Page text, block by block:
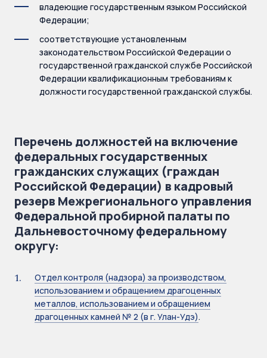
владеющие государственным языком Российской
Федерации;
соответствующие установленным
законодательством Российской Федерации о
государственной гражданской службе Российской
Федерации квалификационным требованиям к
должности государственной гражданской службы.
Перечень должностей на включение
федеральных государственных
гражданских служащих (граждан
Российской Федерации) в кадровый
резерв Межрегионального управления
Федеральной пробирной палаты по
Дальневосточному федеральному
округу:
Отдел контроля (надзора) за производством,
использованием и обращением драгоценных
металлов, использованием и обращением
драгоценных камней № 2 (в г. Улан-Удэ).